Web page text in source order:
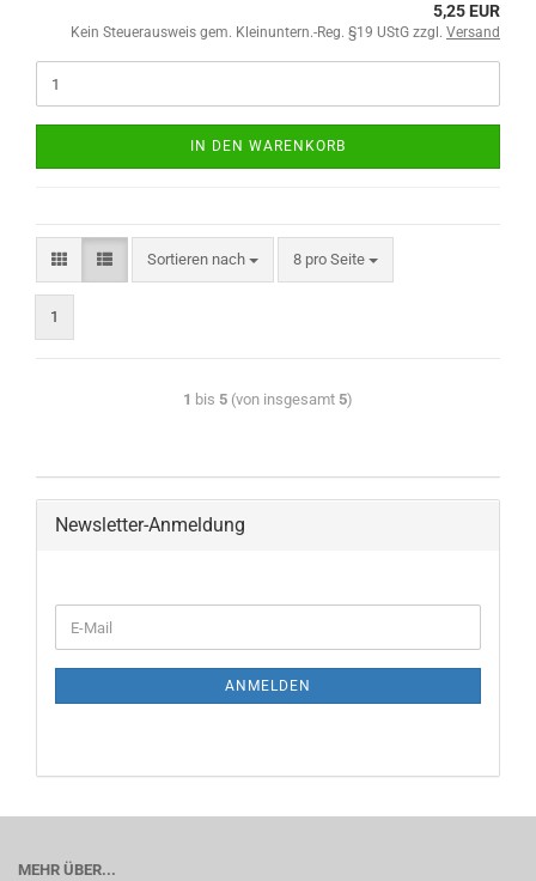
5,25 EUR
Kein Steuerausweis gem. Kleinuntern.-Reg. §19 UStG zzgl. Versand
IN DEN WARENKORB
Sortieren nach 8 pro Seite
1
1 bis 5 (von insgesamt 5)
Newsletter-Anmeldung
ANMELDEN
MEHR ÜBER...